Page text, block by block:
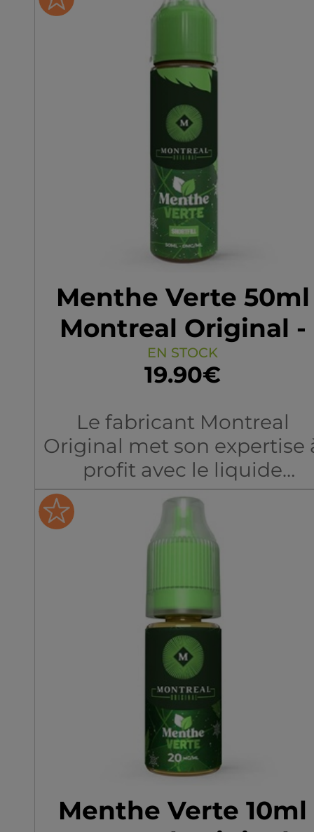
Menthe Verte 50ml
Montreal Original -
Arôme Boosté
EN STOCK
19.90€
Le fabricant Montreal
Original met son expertise
profit avec le liquide
Menthe Verte. À travers
cette création, le créateur
canadien offre aux
électroniques une menthe
riche en chlorophylle.
Légèrement
cette préparation se
distingue par ses saveurs
intenses et équilibrées.
Montreal Original
ainsi son statut d'acteur
incontournable dans
l'univers de la vape.
Menthe Verte 10ml